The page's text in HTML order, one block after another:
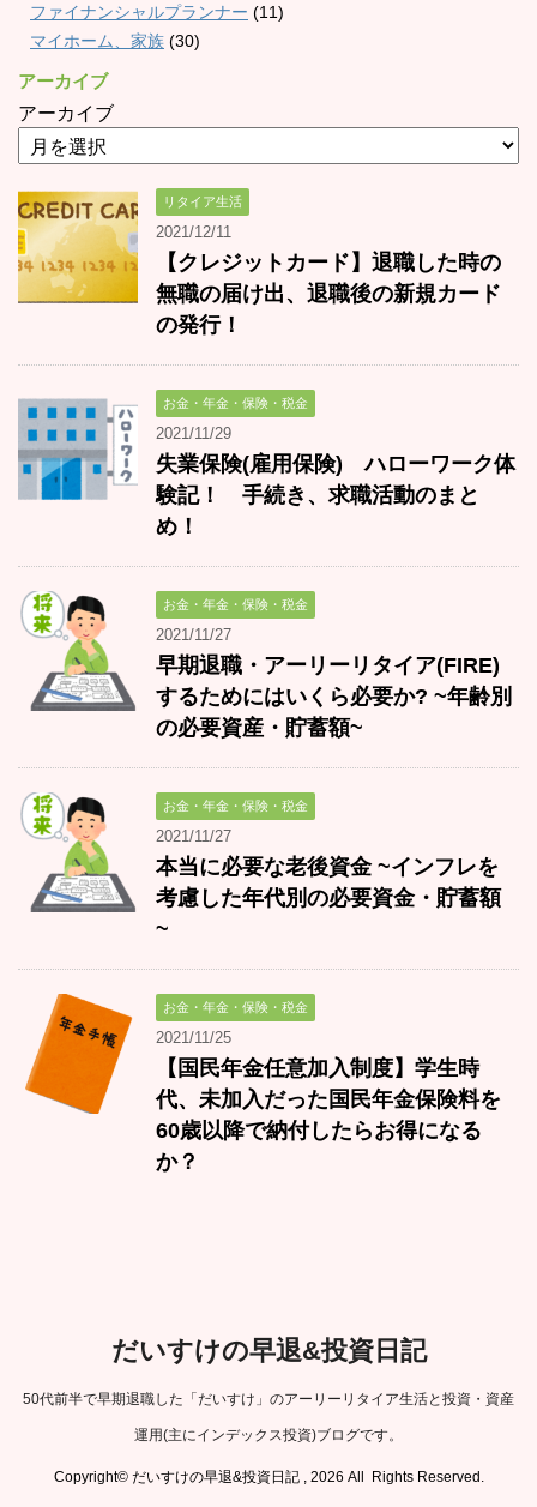
ファイナンシャルプランナー (11)
マイホーム、家族 (30)
アーカイブ
アーカイブ
リタイア生活
2021/12/11
【クレジットカード】退職した時の
無職の届け出、退職後の新規カード
の発行！
お金・年金・保険・税金
2021/11/29
失業保険(雇用保険) ハローワーク体
験記！ 手続き、求職活動のまと
め！
お金・年金・保険・税金
2021/11/27
早期退職・アーリーリタイア(FIRE)
するためにはいくら必要か? ~年齢別
の必要資産・貯蓄額~
お金・年金・保険・税金
2021/11/27
本当に必要な老後資金 ~インフレを
考慮した年代別の必要資金・貯蓄額
~
お金・年金・保険・税金
2021/11/25
【国民年金任意加入制度】学生時
代、未加入だった国民年金保険料を
60歳以降で納付したらお得になる
か？
だいすけの早退&投資日記
50代前半で早期退職した「だいすけ」のアーリーリタイア生活と投資・資産
運用(主にインデックス投資)ブログです。
Copyright© だいすけの早退&投資日記 , 2026 All Rights Reserved.